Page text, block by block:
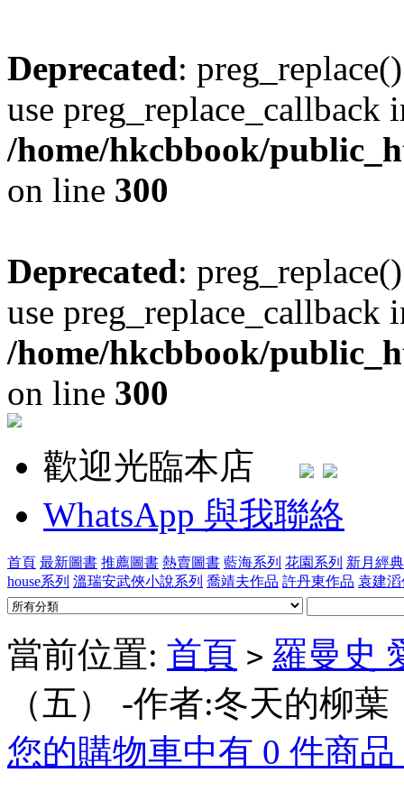
Deprecated:
use preg_replace_callback
/home/hkcbbook/
on line 300
Deprecated:
use preg_replace_callback
/home/hkcbbook/
on line 300
歡迎光臨本店
WhatsApp 與我聯絡
首頁 最新圖書 推薦圖書 熱賣圖書 藍海系列 花園系列 新月經
house系列 溫瑞安武俠小說系列 喬靖夫作品 許丹東作品 袁建
當前位置: 首頁 > 羅曼史
（五） -作者:冬天的柳葉
您的購物車中有 0 件商